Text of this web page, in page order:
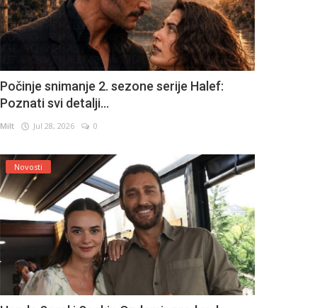
Počinje snimanje 2. sezone serije Halef:
Poznati svi detalji...
Milt Jul 28, 2026 0
Novosti